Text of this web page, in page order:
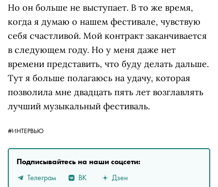
Но он больше не выступает. В то же время,
когда я думаю о нашем фестивале, чувствую
себя счастливой. Мой контракт заканчивается
в следующем году. Но у меня даже нет
времени представить, что буду делать дальше.
Тут я больше полагаюсь на удачу, которая
позволила мне двадцать пять лет возглавлять
лучший музыкальный фестиваль.
#ИНТЕРВЬЮ
Подписывайтесь на наши соцсети:
Телеграм
ВК Дзен